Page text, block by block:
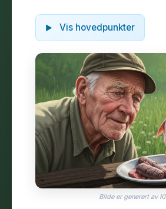
Vis hovedpunkter
Bilde er generert av KI